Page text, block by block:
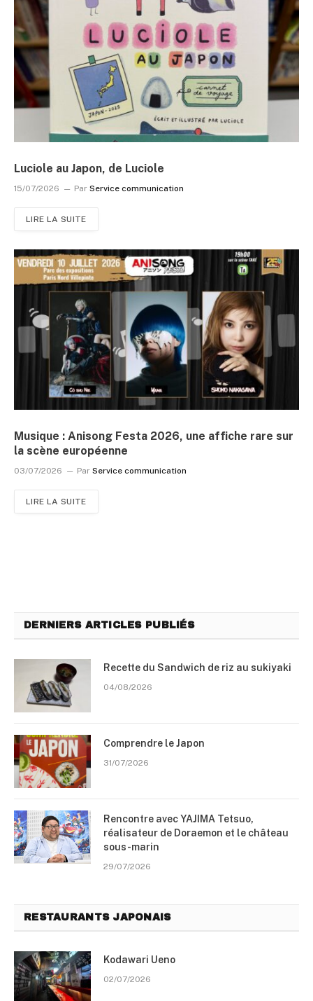
Luciole au Japon, de Luciole
15/07/2026 Par Service communication
LIRE LA SUITE
Musique : Anisong Festa 2026, une affiche rare sur
la scène européenne
03/07/2026 Par Service communication
LIRE LA SUITE
DERNIERS ARTICLES PUBLIÉS
Recette du Sandwich de riz au sukiyaki
04/08/2026
Comprendre le Japon
31/07/2026
Rencontre avec YAJIMA Tetsuo,
réalisateur de Doraemon et le château
sous-marin
29/07/2026
RESTAURANTS JAPONAIS
Kodawari Ueno
02/07/2026